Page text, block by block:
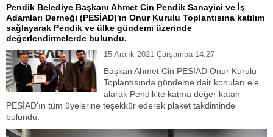
Pendik Belediye Başkanı Ahmet Cin Pendik Sanayici ve İş
Adamları Derneği (PESİAD)'ın Onur Kurulu Toplantısına katılım
sağlayarak Pendik ve ülke gündemi üzerinde
değerlendirmelerde bulundu.
15 Aralık 2021 Çarşamba 14:27
Başkan Ahmet Cin PESİAD Onur Kurulu
Toplantısında gündeme dair konuları ele
alarak Pendik'te katma değer katan
PESİAD'ın tüm üyelerine teşekkür ederek plaket takdiminde
bulundu.